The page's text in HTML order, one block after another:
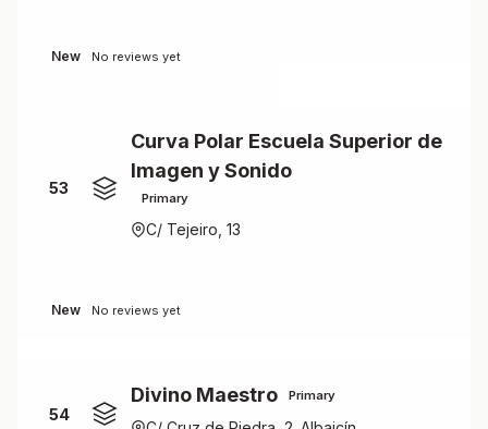
New No reviews yet
53
Curva Polar Escuela Superior de
Imagen y Sonido
Primary
C/ Tejeiro, 13
New No reviews yet
54
Divino Maestro Primary